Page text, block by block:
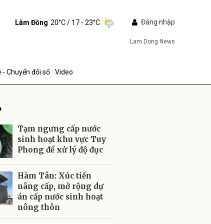
Lâm Đồng 20°C/ 17 - 23°C Đăng nhập
Lam Dong News
- Chuyển đổi số Video
Tạm ngưng cấp nước
sinh hoạt khu vực Tuy
Phong để xử lý độ đục
Hàm Tân: Xúc tiến
nâng cấp, mở rộng dự
án cấp nước sinh hoạt
nông thôn